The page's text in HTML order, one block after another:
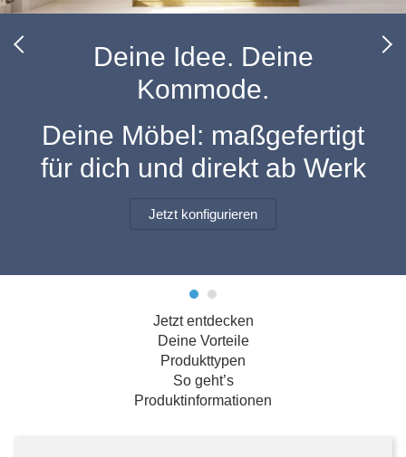
Schuhschrank
Hängeschrank
Hängeboard
TV-Möbel
Sideboard
Massivholz
Badregal
SpiegelschrankPolstermöbel
Sofa
Sessel
Hocker
Selection
Outdoorküche
der
Deine Idee. Deine
Kommode.
Deine Möbel: maßgefertigt
für dich und direkt ab Werk
Jetzt konfigurieren
Jetzt entdecken
Deine Vorteile
Produkttypen
So geht’s
Produktinformationen
Kommoden
Massivholz-Schränke & -Regale